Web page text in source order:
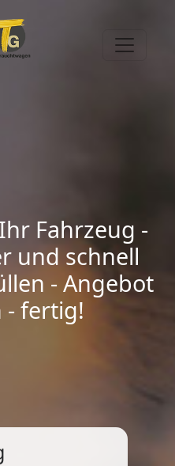
Fahrzeug -
und schnell
- Angebot
- fertig!